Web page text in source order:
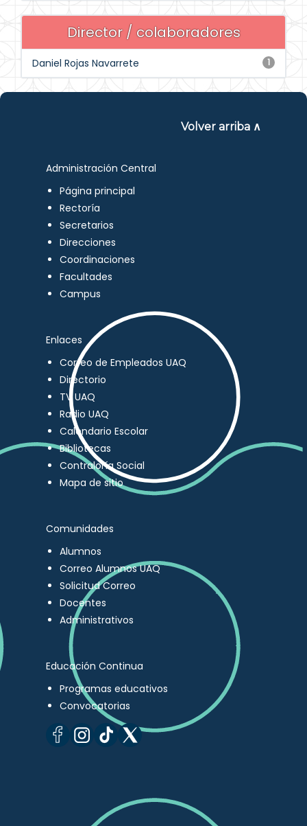
Director / colaboradores
1
Daniel Rojas Navarrete
Volver arriba ∧
Administración Central
Página principal
Rectoría
Secretarios
Direcciones
Coordinaciones
Facultades
Campus
Enlaces
Correo de Empleados UAQ
Directorio
TV UAQ
Radio UAQ
Calendario Escolar
Bibliotecas
Contraloría Social
Mapa de sitio
Comunidades
Alumnos
Correo Alumnos UAQ
Solicitud Correo
Docentes
Administrativos
Educación Continua
Programas educativos
Convocatorias